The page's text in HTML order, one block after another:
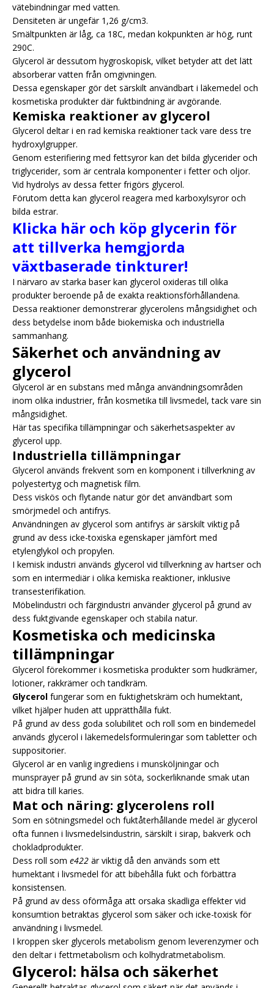
vätebindningar med vatten.
Densiteten är ungefär 1,26 g/cm3.
Smältpunkten är låg, ca 18C, medan kokpunkten är hög, runt
290C.
Glycerol är dessutom hygroskopisk, vilket betyder att det lätt
absorberar vatten från omgivningen.
Dessa egenskaper gör det särskilt användbart i läkemedel och
kosmetiska produkter där fuktbindning är avgörande.
Kemiska reaktioner av glycerol
Glycerol deltar i en rad kemiska reaktioner tack vare dess tre
hydroxylgrupper.
Genom esterifiering med fettsyror kan det bilda glycerider och
triglycerider, som är centrala komponenter i fetter och oljor.
Vid hydrolys av dessa fetter frigörs glycerol.
Förutom detta kan glycerol reagera med karboxylsyror och
bilda estrar.
Klicka här och köp glycerin för
att tillverka hemgjorda
växtbaserade tinkturer!
I närvaro av starka baser kan glycerol oxideras till olika
produkter beroende på de exakta reaktionsförhållandena.
Dessa reaktioner demonstrerar glycerolens mångsidighet och
dess betydelse inom både biokemiska och industriella
sammanhang.
Säkerhet och användning av
glycerol
Glycerol är en substans med många användningsområden
inom olika industrier, från kosmetika till livsmedel, tack vare sin
mångsidighet.
Här tas specifika tillämpningar och säkerhetsaspekter av
glycerol upp.
Industriella tillämpningar
Glycerol används frekvent som en komponent i tillverkning av
polyestertyg och magnetisk film.
Dess viskös och flytande natur gör det användbart som
smörjmedel och antifrys.
Användningen av glycerol som antifrys är särskilt viktig på
grund av dess icke-toxiska egenskaper jämfört med
etylenglykol och propylen.
I kemisk industri används glycerol vid tillverkning av hartser och
som en intermediär i olika kemiska reaktioner, inklusive
transesterifikation.
Möbelindustri och färgindustri använder glycerol på grund av
dess fuktgivande egenskaper och stabila natur.
Kosmetiska och medicinska
tillämpningar
Glycerol förekommer i kosmetiska produkter som hudkrämer,
lotioner, rakkrämer och tandkräm.
Glycerol fungerar som en fuktighetskräm och humektant,
vilket hjälper huden att upprätthålla fukt.
På grund av dess goda solubilitet och roll som en bindemedel
används glycerol i läkemedelsformuleringar som tabletter och
suppositorier.
Glycerol är en vanlig ingrediens i munsköljningar och
munsprayer på grund av sin söta, sockerliknande smak utan
att bidra till karies.
Mat och näring: glycerolens roll
Som en sötningsmedel och fuktåterhållande medel är glycerol
ofta funnen i livsmedelsindustrin, särskilt i sirap, bakverk och
chokladprodukter.
Dess roll som e422 är viktig då den används som ett
humektant i livsmedel för att bibehålla fukt och förbättra
konsistensen.
På grund av dess oförmåga att orsaka skadliga effekter vid
konsumtion betraktas glycerol som säker och icke-toxisk för
användning i livsmedel.
I kroppen sker glycerols metabolism genom leverenzymer och
den deltar i fettmetabolism och kolhydratmetabolism.
Glycerol: hälsa och säkerhet